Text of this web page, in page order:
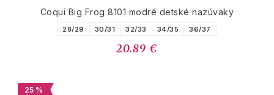
Coqui Big Frog 8101 modré detské nazúvaky
28/29 30/31 32/33 34/35 36/37
20.89 €
25 %